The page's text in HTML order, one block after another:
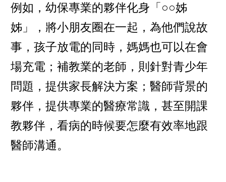
例如，幼保專業的夥伴化身「○○姊
姊」，將小朋友圈在一起，為他們說故
事，孩子放電的同時，媽媽也可以在會
場充電；補教業的老師，則針對青少年
問題，提供家長解決方案；醫師背景的
夥伴，提供專業的醫療常識，甚至開課
教夥伴，看病的時候要怎麼有效率地跟
醫師溝通。